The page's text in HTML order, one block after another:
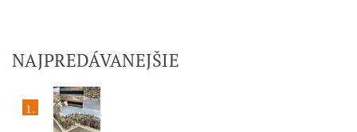
NAJPREDÁVANEJŠIE
1.